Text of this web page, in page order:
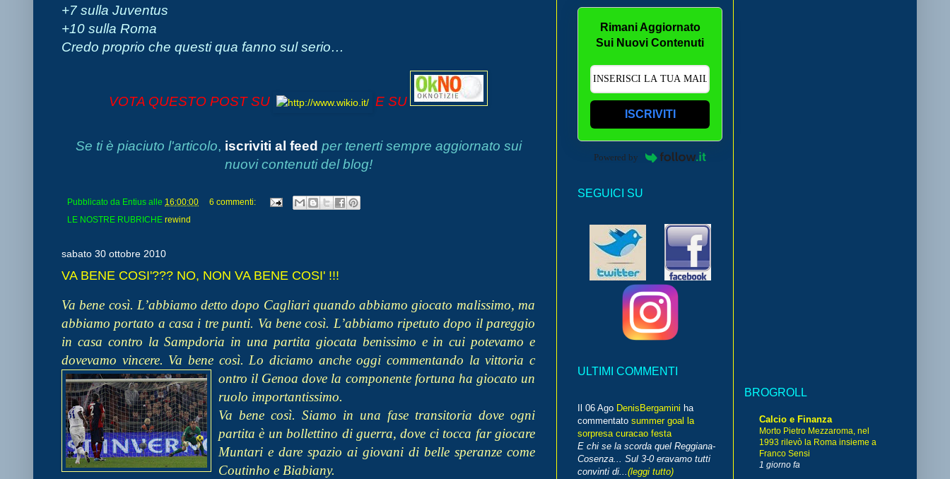
+7 sulla Juventus
+10 sulla Roma
Credo proprio che questi qua fanno sul serio…
VOTA QUESTO POST SU E SU
Se ti è piaciuto l'articolo, iscriviti al feed per tenerti sempre aggiornato sui
nuovi contenuti del blog!
Pubblicato da Entius alle 16:00:00
6 commenti:
LE NOSTRE RUBRICHE rewind
sabato 30 ottobre 2010
VA BENE COSI'??? NO, NON VA BENE COSI' !!!
Va bene così. L’abbiamo detto dopo Cagliari quando abbiamo giocato malissimo, ma
abbiamo portato a casa i tre punti. Va bene così. L’abbiamo ripetuto dopo il pareggio
in casa contro la Sampdoria in una partita giocata benissimo e in cui potevamo e
dovevamo vincere. Va bene così. Lo diciamo anche oggi commentando la vittoria c
ontro il Genoa dove la componente fortuna ha giocato un
ruolo importantissimo.
Va bene così. Siamo in una fase transitoria dove ogni
partita è un bollettino di guerra, dove ci tocca far giocare
Muntari e dare spazio ai giovani di belle speranze come
Coutinho e Biabiany.
Rimani Aggiornato
Sui Nuovi Contenuti
ISCRIVITI
Powered by
SEGUICI SU
ULTIMI COMMENTI
Il 06 Ago DenisBergamini ha
commentato summer goal la
sorpresa curacao festa
E chi se la scorda quel Reggiana-
Cosenza... Sul 3-0 eravamo tutti
convinti di...(leggi tutto)
BROGROLL
Calcio e Finanza
Morto Pietro Mezzaroma, nel
1993 rilevò la Roma insieme a
Franco Sensi
1 giorno fa